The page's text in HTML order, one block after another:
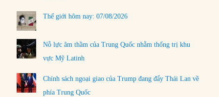
Thế giới hôm nay: 07/08/2026
Nỗ lực âm thầm của Trung Quốc nhằm thống trị khu
vực Mỹ Latinh
Chính sách ngoại giao của Trump đang đẩy Thái Lan về
phía Trung Quốc